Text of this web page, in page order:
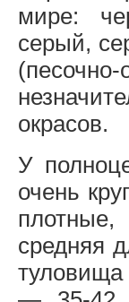
мире:
серый,
окрасов.
У
очень
средняя
туловища